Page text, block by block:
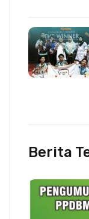
Berita